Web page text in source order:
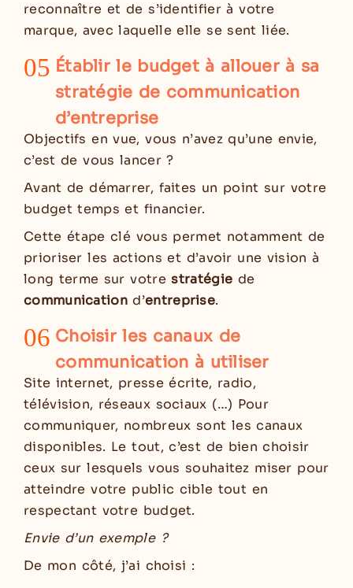
reconnaître et de s’identifier à votre
marque, avec laquelle elle se sent liée.
05 Établir le budget à allouer à sa
stratégie de communication
d’entreprise
Objectifs en vue, vous n’avez qu’une envie,
c’est de vous lancer ?
Avant de démarrer, faites un point sur votre
budget temps et financier.
Cette étape clé vous permet notamment de
prioriser les actions et d’avoir une vision à
long terme sur votrestratégie de
communicationd’entreprise.
06 Choisir les canaux de
communication à utiliser
Site internet, presse écrite, radio,
télévision, réseaux sociaux (…) Pour
communiquer, nombreux sont les canaux
disponibles. Le tout, c’est de bien choisir
ceux sur lesquels vous souhaitez miser pour
atteindre votre public cible tout en
respectant votre budget.
Envie d’un exemple ?
De mon côté, j’ai choisi :